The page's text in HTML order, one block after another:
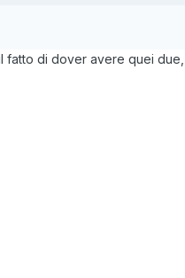
di dover avere quei